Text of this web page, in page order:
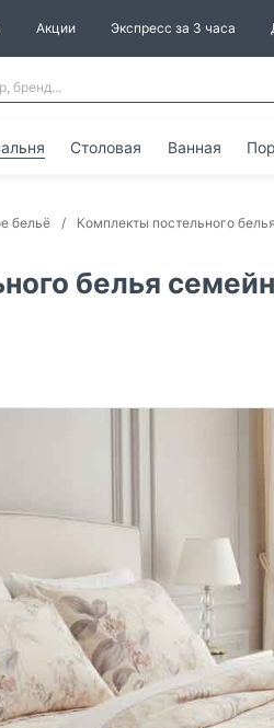
Акции Экспресс за 3 часа
Столовая Ванная
бельё Комплекты постельного белья
белья